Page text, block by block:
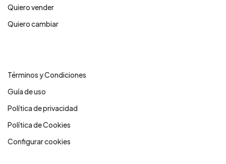
Quiero vender
Quiero cambiar
Términos y Condiciones
Guía de uso
Política de privacidad
Política de Cookies
Configurar cookies